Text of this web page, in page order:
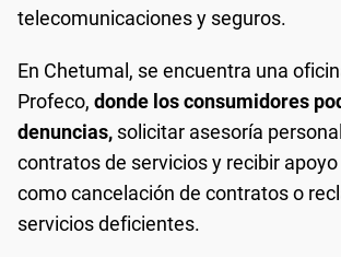
telecomunicaciones y seguros.
En Chetumal, se encuentra una
Profeco, donde los consumidores
denuncias, solicitar asesoría
contratos de servicios y recibir
como cancelación de contratos o
servicios deficientes.